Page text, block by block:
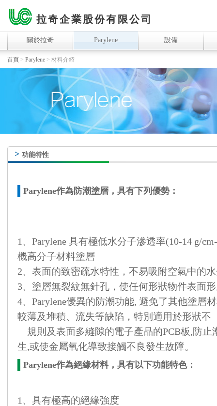
拉奇企業股份有限公司
關於拉奇 Parylene 設備
首頁 > Parylene > 材料介紹
> 功能特性
Parylene作為防潮塗層，具有下列優勢：
1、Parylene 具有極低水分子滲透率(10-14 g/
機高分子材料塗層
2、表面的致密疏水特性，不易吸附空氣中的
3、塗層無裂紋無針孔，使任何形狀物件表面
4、Parylene優異的防潮功能, 避免了其他塗層
較薄及堆積、流失等缺陷，特別適用於形狀不
規則及表面多縫隙的電子產品的PCB板,防止
生,或使金屬氧化導致接觸不良發生故障。
Parylene作為絕緣材料，具有以下功能特色：
1、具有極高的絕緣強度